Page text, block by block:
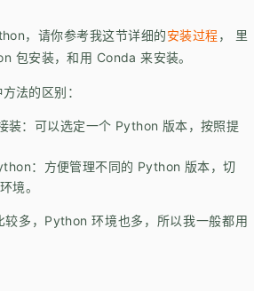
，请你参考我这节详细的安装过程， 里
包安装，和用 Conda 来安装。
法的区别：
装：可以选定一个 Python 版本，按照提
：方便管理不同的 Python 版本，切
境。
较多，Python 环境也多，所以我一般都用